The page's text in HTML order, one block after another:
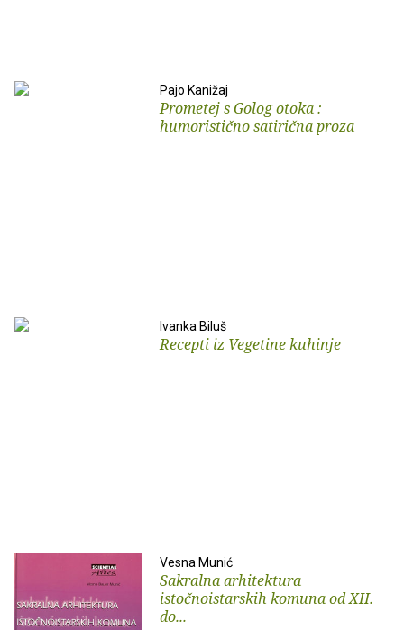
Pajo Kanižaj
Prometej s Golog otoka :
humoristično satirična proza
Ivanka Biluš
Recepti iz Vegetine kuhinje
Vesna Munić
Sakralna arhitektura
istočnoistarskih komuna od XII.
do...